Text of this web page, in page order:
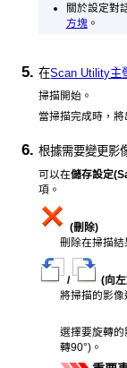
關於設定對
方塊 。
在Scan Utility主
掃描開始。
當掃描完成時，將
根據需要變更影
可以在儲存設定
項。
(刪除)
刪除在掃描結
/
(向
將掃描的影像
選擇要旋轉
轉90°)。